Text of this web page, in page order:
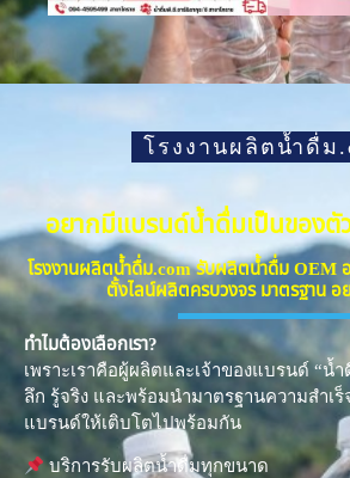
โรงงานผลิตน้ำดื่ม
อยากมีแบรนด์น้ำดื่มเป็นของตั
โรงงานผลิตน้ำดื่ม.com รับผลิตน้ำดื่ม OEM
ตั้งไลน์ผลิตครบวงจร มาตรฐาน อ
ทำไมต้องเลือกเรา?
เพราะเราคือผู้ผลิตและเจ้าของแบรนด์ “น้ำ
ลึก รู้จริง และพร้อมนำมาตรฐานความสำเร็
แบรนด์ให้เติบโตไปพร้อมกัน
บริการรับผลิตน้ำดื่มทุกขนาด